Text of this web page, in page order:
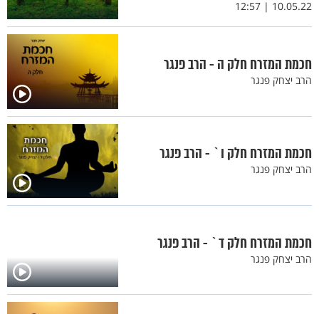
10.05.22 | 12:57
חכמת המזרח חלק ה - הרב פנגר
הרב יצחק פנגר
חכמת המזרח חלק ו` - הרב פנגר
הרב יצחק פנגר
חכמת המזרח חלק ד` - הרב פנגר
הרב יצחק פנגר